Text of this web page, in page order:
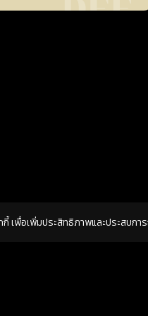
กี้ เพื่อเพิ่มประสิทธิภาพและประสบกา